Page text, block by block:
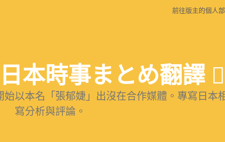
前往版主的個人
本時事まとめ翻譯
始以本名「張郁婕」出沒在合作媒體。專寫日本
寫分析與評論。